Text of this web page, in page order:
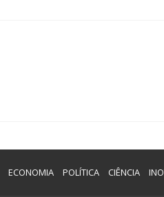
ECONOMIA POLÍTICA CIÊNCIA